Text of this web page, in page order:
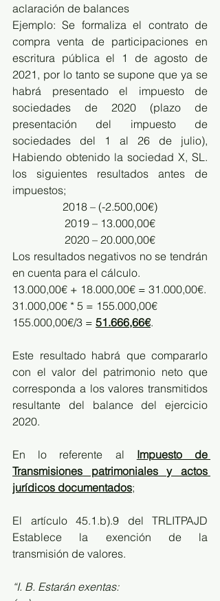
aclaración de balances
Ejemplo: Se formaliza el contrato de
compra venta de participaciones en
escritura pública el 1 de agosto de
2021, por lo tanto se supone que ya se
habrá presentado el impuesto de
sociedades de 2020 (plazo de
presentación del impuesto de
sociedades del 1 al 26 de julio),
Habiendo obtenido la sociedad X, SL.
los siguientes resultados antes de
impuestos;
2018 – (-2.500,00€)
2019 – 13.000,00€
2020 – 20.000,00€
Los resultados negativos no se tendrán
en cuenta para el cálculo.
13.000,00€ + 18.000,00€ = 31.000,00€.
31.000,00€ * 5 = 155.000,00€
155.000,00€/3 = 51.666,66€.
Este resultado habrá que compararlo
con el valor del patrimonio neto que
corresponda a los valores transmitidos
resultante del balance del ejercicio
2020.
En lo referente al Impuesto de
Transmisiones patrimoniales y actos
jurídicos documentados;
El artículo 45.1.b).9 del TRLITPAJD
Establece la exención de la
transmisión de valores.
“I. B. Estarán exentas: